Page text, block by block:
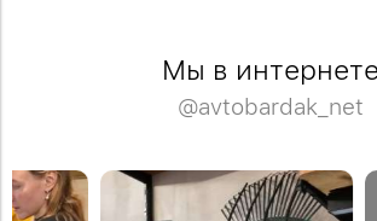
Мы в интернете
@avtobardak_net